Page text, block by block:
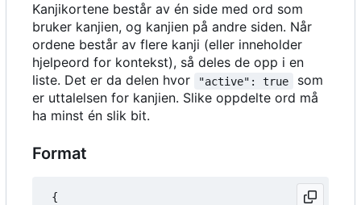
Kanjikortene består av én side med ord som
bruker kanjien, og kanjien på andre siden. Når
ordene består av flere kanji (eller inneholder
hjelpeord for kontekst), så deles de opp i en
liste. Det er da delen hvor
"active": true
som
er uttalelsen for kanjien. Slike oppdelte ord må
ha minst én slik bit.
Format
{